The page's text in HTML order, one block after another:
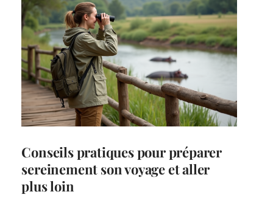
Conseils pratiques pour préparer
sereinement son voyage et aller
plus loin